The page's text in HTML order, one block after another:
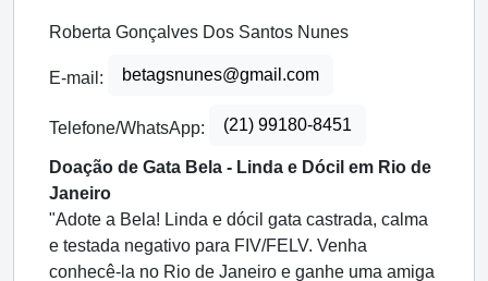
Roberta Gonçalves Dos Santos Nunes
E-mail: betagsnunes@gmail.com
Telefone/WhatsApp: (21) 99180-8451
Doação de Gata Bela - Linda e Dócil em Rio de
Janeiro
"Adote a Bela! Linda e dócil gata castrada, calma
e testada negativo para FIV/FELV. Venha
conhecê-la no Rio de Janeiro e ganhe uma amiga